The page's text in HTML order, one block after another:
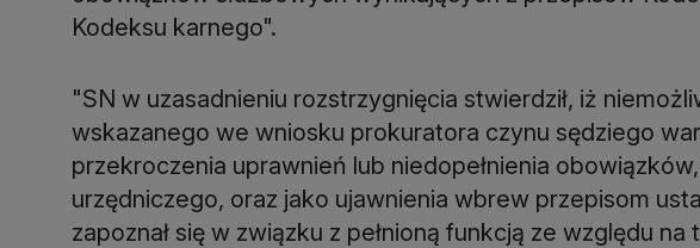
Kodeksu karnego".
"SN w uzasadnieniu rozstrzygnięcia stwierdził, iż
wskazanego we wniosku prokuratora czynu sędziego
przekroczenia uprawnień lub niedopełnienia
urzędniczego, oraz jako ujawnienia wbrew przepisom
zapoznał się w związku z pełnioną funkcją ze względu